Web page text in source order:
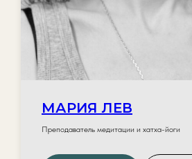
МАРИЯ ЛЕВ
Преподаватель медитации и хатха-йоги